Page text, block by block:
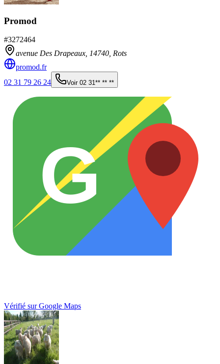
Promod
#3272464
avenue Des Drapeaux, 14740, Rots
promod.fr
02 31 79 26 24
Voir 02 31** ** **
G
Vérifié sur Google Maps